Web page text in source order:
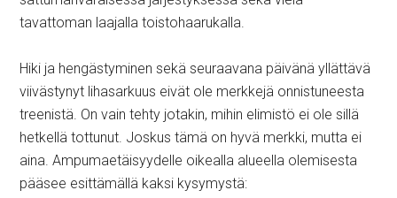
tavattoman laajalla toistohaarukalla.
Hiki ja hengästyminen sekä seuraavana päivänä yllättävä
viivästynyt lihasarkuus eivät ole merkkejä onnistuneesta
treenistä. On vain tehty jotakin, mihin elimistö ei ole sillä
hetkellä tottunut. Joskus tämä on hyvä merkki, mutta ei
aina. Ampumaetäisyydelle oikealla alueella olemisesta
pääsee esittämällä kaksi kysymystä: